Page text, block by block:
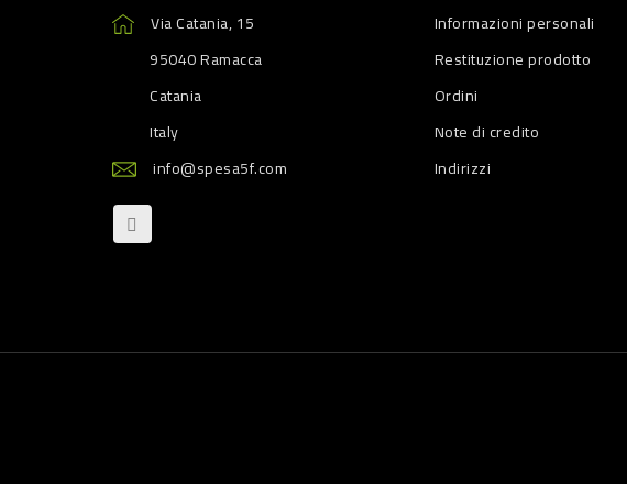
Via Catania, 15
95040 Ramacca
Catania
Italy
info@spesa5f.com
Informazioni personali
Restituzione prodotto
Ordini
Note di credito
Indirizzi